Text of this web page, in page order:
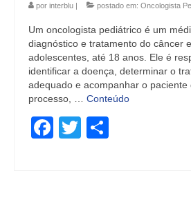
por interblu | postado em: Oncologista
Um oncologista pediátrico é um
diagnóstico e tratamento do câncer
adolescentes, até 18 anos. Ele é
identificar a doença, determinar o
adequado e acompanhar o paciente
processo, … Conteúdo
Facebook
Twitter